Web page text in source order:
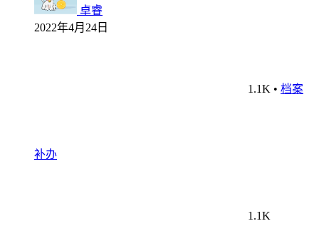
卓睿
2022年4月24日
1.1K • 档案
补办
1.1K